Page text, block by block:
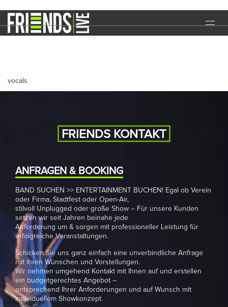
DOWNLOADS
KONTAKT
DATENSCHUTZ
IMPRESSUM
KATRIN
vocals
FRIENDS KONTAKT
ANFRAGEN & BOOKING
BAND SUCHEN >> ENTERTAINMENT BUCHEN! Egal ob Verein
oder Firma, Stadtfest oder Open-Air,
stilvoll Unplugged oder große Show – Für unsere Kunden
setzen wir seit Jahren beinahe jede
Anforderung um & sorgen mit professioneller Leistung für
erfolgreiche Veranstaltungen.
Schicken Sie uns ganz einfach eine unverbindliche Anfrage
mit ihren Wünschen und Vorstellungen.
Wir nehmen umgehend Kontakt mit Ihnen auf und erstellen
ein budgetgerechtes Angebot –
entsprechend Ihrer Anforderungen und auf Wunsch mit
individuellem Showkonzept.